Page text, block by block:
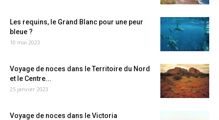
Les requins, le Grand Blanc pour une peur
bleue ?
10 mai 2023
Voyage de noces dans le Territoire du Nord
et le Centre...
25 janvier 2023
Voyage de noces dans le Victoria